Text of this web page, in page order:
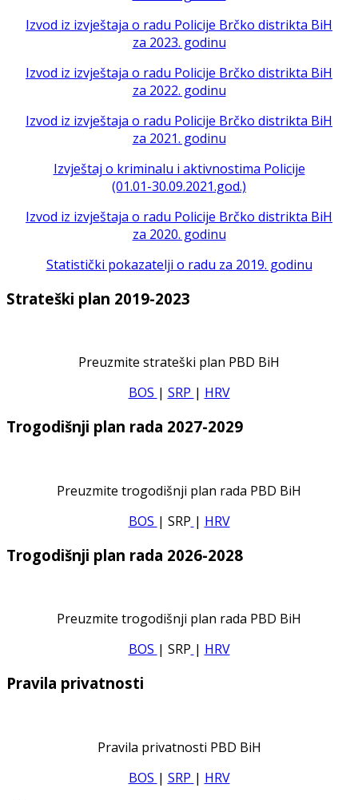
Izvod iz izvještaja o radu Policije Brčko distrikta BiH
za 2023. godinu
Izvod iz izvještaja o radu Policije Brčko distrikta BiH
za 2022. godinu
Izvod iz izvještaja o radu Policije Brčko distrikta BiH
za 2021. godinu
Izvještaj o kriminalu i aktivnostima Policije
(01.01-30.09.2021.god.)
Izvod iz izvještaja o radu Policije Brčko distrikta BiH
za 2020. godinu
Statistički pokazatelji o radu za 2019. godinu
Strateški plan 2019-2023
Preuzmite strateški plan PBD BiH
BOS | SRP | HRV
Trogodišnji plan rada 2027-2029
Preuzmite trogodišnji plan rada PBD BiH
BOS | SRP | HRV
Trogodišnji plan rada 2026-2028
Preuzmite trogodišnji plan rada PBD BiH
BOS | SRP | HRV
Pravila privatnosti
Pravila privatnosti PBD BiH
BOS | SRP | HRV